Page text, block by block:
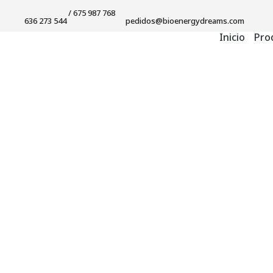
636 273 544
/ 675 987 768
pedidos@bioenergydreams.com
Inicio